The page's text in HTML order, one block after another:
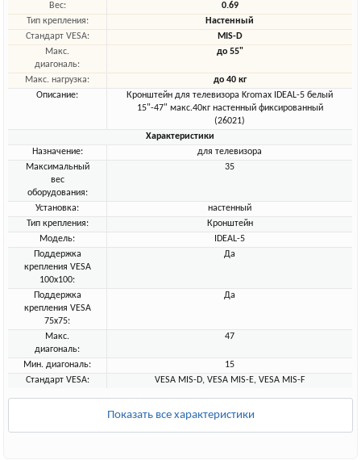
Вес:
0.69
Тип крепления:
Настенный
Стандарт VESA:
MIS-D
Макс.
диагональ:
до 55"
Макс. нагрузка:
до 40 кг
Описание:
Кронштейн для телевизора Kromax IDEAL-5 белый
15"-47" макс.40кг настенный фиксированный
(26021)
Характеристики
Назначение:
для телевизора
Максимальный
вес
оборудования:
35
Установка:
настенный
Тип крепления:
Кронштейн
Модель:
IDEAL-5
Поддержка
крепления VESA
100х100:
Да
Поддержка
крепления VESA
75х75:
Да
Макс.
диагональ:
47
Мин. диагональ:
15
Стандарт VESA:
VESA MIS-D, VESA MIS-E, VESA MIS-F
Показать все характеристики